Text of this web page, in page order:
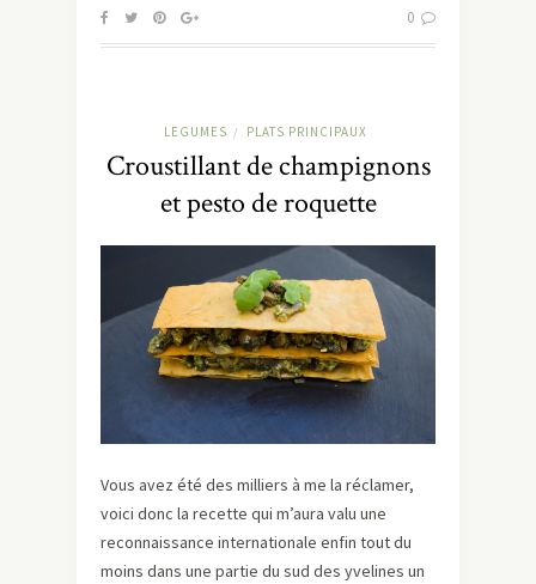
0
LEGUMES / PLATS PRINCIPAUX
Croustillant de champignons
et pesto de roquette
Vous avez été des milliers à me la réclamer,
voici donc la recette qui m’aura valu une
reconnaissance internationale enfin tout du
moins dans une partie du sud des yvelines un